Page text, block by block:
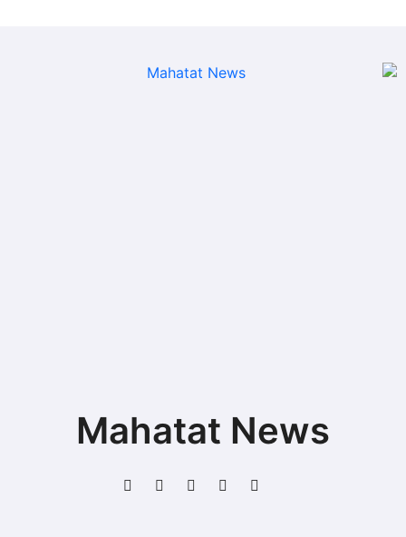
Mahatat News